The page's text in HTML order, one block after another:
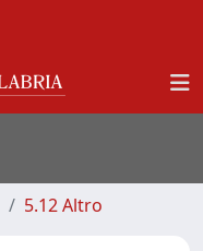
5.12 Altro